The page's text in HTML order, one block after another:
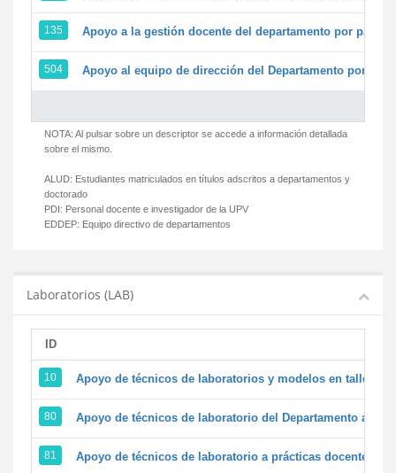
135 Apoyo a la gestión docente del departamento por parte
504 Apoyo al equipo de dirección del Departamento por
NOTA: Al pulsar sobre un descriptor se accede a información detallada
sobre el mismo.
ALUD: Estudiantes matriculados en títulos adscritos a departamentos y
doctorado
PDI: Personal docente e investigador de la UPV
EDDEP: Equipo directivo de departamentos
Laboratorios (LAB)
ID
10 Apoyo de técnicos de laboratorios y modelos en
80 Apoyo de técnicos de laboratorio del Departamento a la
81 Apoyo de técnicos de laboratorio a prácticas docentes y